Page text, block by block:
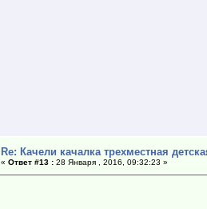
Re: Качели качалка трехместная
« Ответ #13 :28 Января , 2016, 09:32:23 »